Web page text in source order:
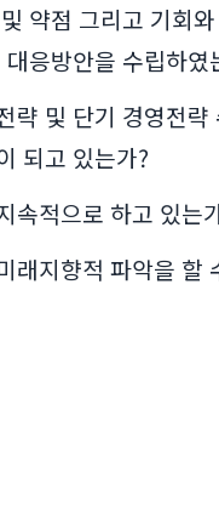
약점 그리고 기회
응방안을 수립하였
략 및 단기 경영전략
되고 있는가?
속적으로 하고 있는
래지향적 파악을 할